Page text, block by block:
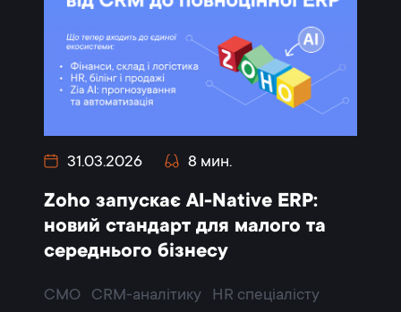
31.03.2026 8 мин.
Zoho запускає AI-Native ERP:
новий стандарт для малого та
середнього бізнесу
CMO CRM-аналітику
HR спеціалісту